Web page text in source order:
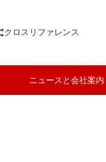
クロスリファレンス
ニュースと会社案内